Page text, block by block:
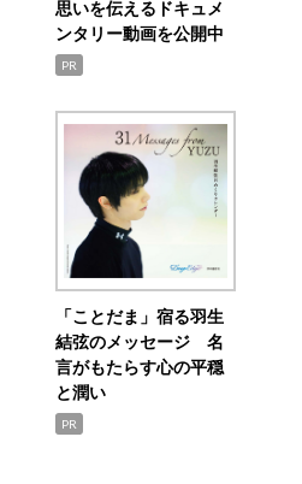
思いを伝えるドキュメ
ンタリー動画を公開中
PR
「ことだま」宿る羽生
結弦のメッセージ 名
言がもたらす心の平穏
と潤い
PR